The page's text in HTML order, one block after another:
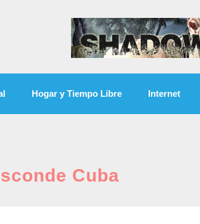
Hogar y Tiempo Libre Internet
Cuba